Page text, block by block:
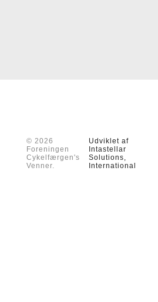
© 2026
Foreningen
Cykelfærgen's
Venner.
Udviklet af
Intastellar
Solutions,
International